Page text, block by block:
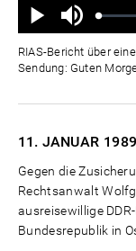
Wiedergabe
Ton
aus
Status:
RIAS-Bericht über
Sendung: Guten
11. JANUAR 1989
Gegen die
Rechtsanwalt
ausreisewillige
Bundesrepublik in